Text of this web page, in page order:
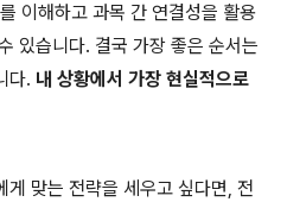
이해하고 과목 간 연결성을 활용
있습니다. 결국 가장 좋은 순서는
다. 내 상황에서 가장 현실적으로
게 맞는 전략을 세우고 싶다면, 전